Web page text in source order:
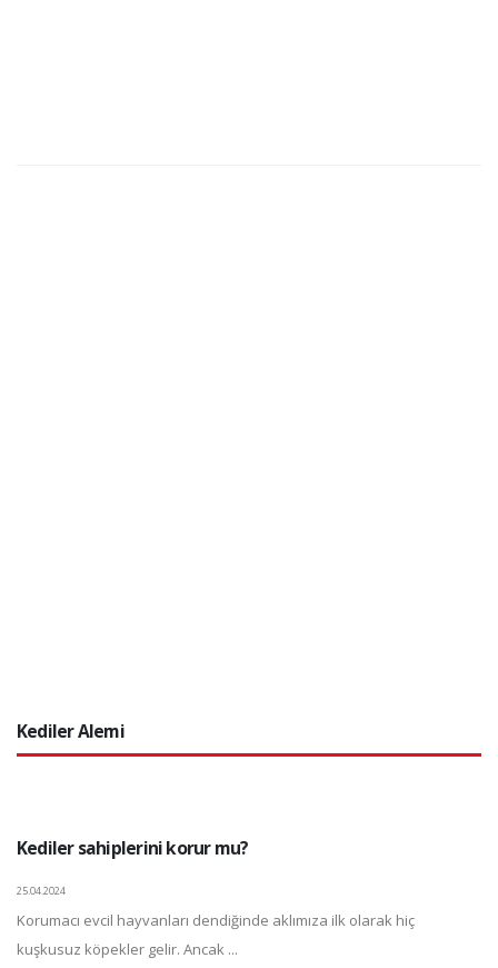
Kediler Alemi
Kediler sahiplerini korur mu?
25.04.2024
Korumacı evcil hayvanları dendiğinde aklımıza ilk olarak hiç
kuşkusuz köpekler gelir. Ancak ...